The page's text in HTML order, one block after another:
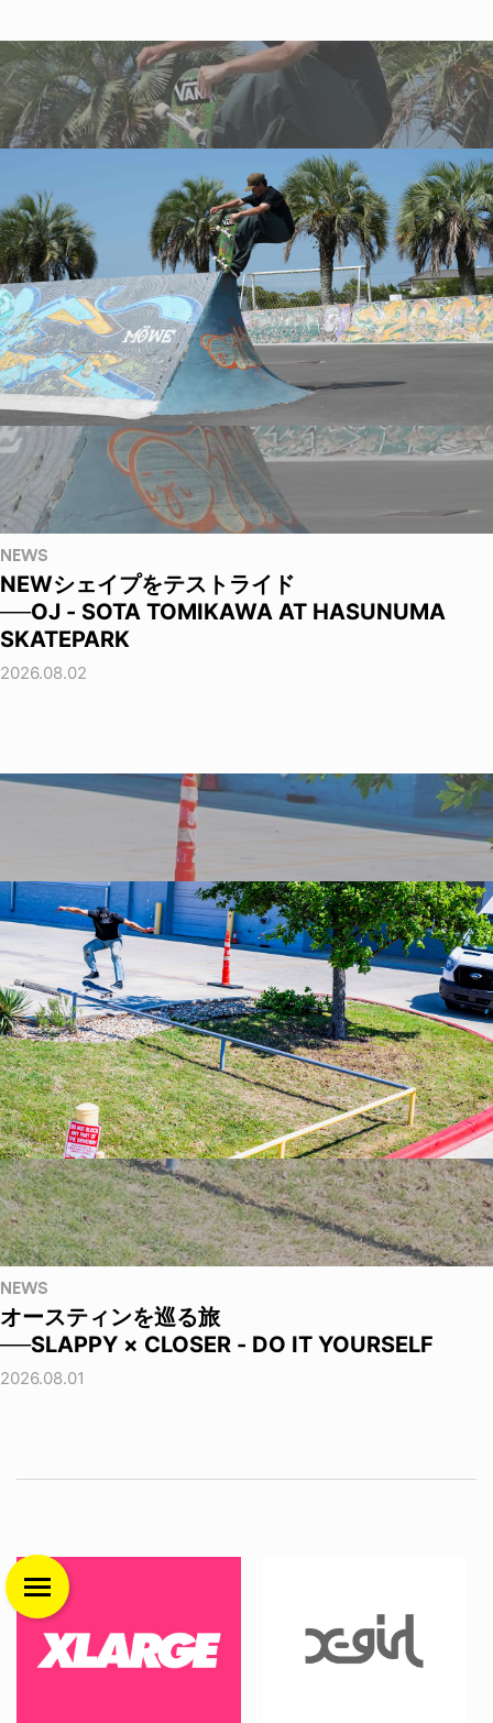
NEWS
NEWシェイプをテストライド
──OJ - SOTA TOMIKAWA AT HASUNUMA
SKATEPARK
2026.08.02
NEWS
オースティンを巡る旅
──SLAPPY × CLOSER - DO IT YOURSELF
2026.08.01